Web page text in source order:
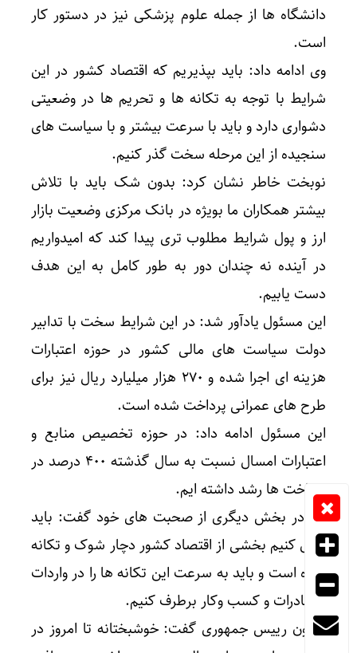
دانشگاه ها از جمله علوم پزشکی نیز در دستور کار
است.
وی ادامه داد: باید بپذیریم که اقتصاد کشور در این
شرایط با توجه به تکانه ها و تحریم ها در وضعیتی
دشواری دارد و باید با سرعت بیشتر و با سیاست های
سنجیده از این مرحله سخت گذر کنیم.
نوبخت خاطر نشان کرد: بدون شک باید با تلاش
بیشتر همکاران ما بویژه در بانک مرکزی وضعیت بازار
ارز و پول شرایط مطلوب تری پیدا کند که امیدواریم
در آینده نه چندان دور به طور کامل به این هدف
دست یابیم.
این مسئول یادآور شد: در این شرایط سخت با تدابیر
دولت سیاست های مالی کشور در حوزه اعتبارات
هزینه ای اجرا شده و ۲۷۰ هزار میلیارد ریال نیز برای
طرح های عمرانی پرداخت شده است.
این مسئول ادامه داد: در حوزه تخصیص منابع و
اعتبارات امسال نسبت به سال گذشته ۴۰۰ درصد در
پرداخت ها رشد داشته ایم.
وی در بخش دیگری از صحبت های خود گفت: باید
قبول کنیم بخشی از اقتصاد کشور دچار شوک و تکانه
شده است و باید به سرعت این تکانه ها را در واردات
و صادرات و کسب وکار برطرف کنیم.
معاون رییس جمهوری گفت: خوشبختانه تا امروز در